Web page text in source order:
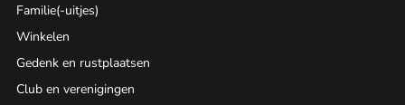
Familie(-uitjes)
Winkelen
Gedenk en rustplaatsen
Club en verenigingen